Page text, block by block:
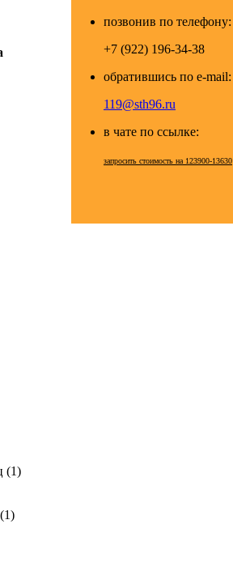
позвонив по телефону:
+7 (922) 196-34-38
обратившись по e-mail:
119@sth96.ru
в чате по ссылке:
запросить стоимость на 123900-13630
(1)